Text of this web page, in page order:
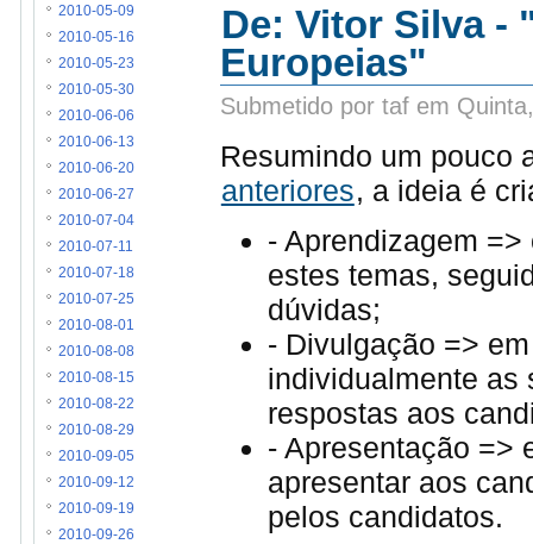
De: Vitor Silva -
Europeias"
Submetido por taf em
Resumindo um pouco
anteriores, a ideia é
- Aprendizagem
estes temas,
dúvidas;
- Divulgação =>
individualmente as
respostas aos
- Apresentação =>
apresentar aos
pelos candidatos.
2010-05-09
2010-05-16
2010-05-23
2010-05-30
2010-06-06
2010-06-13
2010-06-20
2010-06-27
2010-07-04
2010-07-11
2010-07-18
2010-07-25
2010-08-01
2010-08-08
2010-08-15
2010-08-22
2010-08-29
2010-09-05
2010-09-12
2010-09-19
2010-09-26